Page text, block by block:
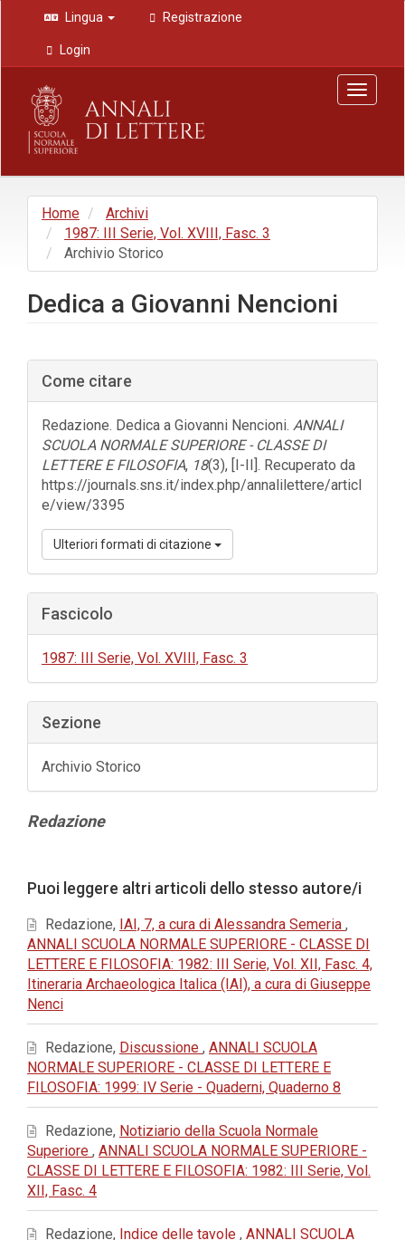
Navigazione
principale
Contenuto
principale
Barra
laterale
Lingua Registrazione
Login
Toggle
Home
Archivi
1987: III Serie, Vol. XVIII, Fasc. 3
Archivio Storico
Dedica a Giovanni Nencioni
Barra
laterale
dell'articolo
Come citare
Redazione. Dedica a Giovanni Nencioni. ANNALI
SCUOLA NORMALE SUPERIORE - CLASSE DI
LETTERE E FILOSOFIA, 18(3), [I-II]. Recuperato da
https://journals.sns.it/index.php/annalilettere/articl
e/view/3395
Ulteriori formati di citazione
Fascicolo
1987: III Serie, Vol. XVIII, Fasc. 3
Sezione
Archivio Storico
Contenuto
Redazione
dell'articolo
Puoi leggere altri articoli dello stesso autore/i
Redazione, IAI, 7, a cura di Alessandra Semeria ,
ANNALI SCUOLA NORMALE SUPERIORE - CLASSE DI
LETTERE E FILOSOFIA: 1982: III Serie, Vol. XII, Fasc. 4,
Itineraria Archaeologica Italica (IAI), a cura di Giuseppe
Nenci
Redazione, Discussione , ANNALI SCUOLA
NORMALE SUPERIORE - CLASSE DI LETTERE E
FILOSOFIA: 1999: IV Serie - Quaderni, Quaderno 8
Redazione, Notiziario della Scuola Normale
Superiore , ANNALI SCUOLA NORMALE SUPERIORE -
CLASSE DI LETTERE E FILOSOFIA: 1982: III Serie, Vol.
XII, Fasc. 4
Redazione, Indice delle tavole , ANNALI SCUOLA